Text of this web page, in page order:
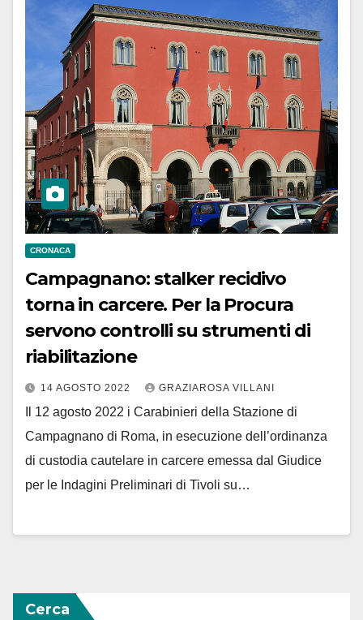
CRONACA
Campagnano: stalker recidivo
torna in carcere. Per la Procura
servono controlli su strumenti di
riabilitazione
14 AGOSTO 2022 GRAZIAROSA VILLANI
Il 12 agosto 2022 i Carabinieri della Stazione di
Campagnano di Roma, in esecuzione dell’ordinanza
di custodia cautelare in carcere emessa dal Giudice
per le Indagini Preliminari di Tivoli su…
Cerca